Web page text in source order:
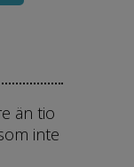
än tio
inte